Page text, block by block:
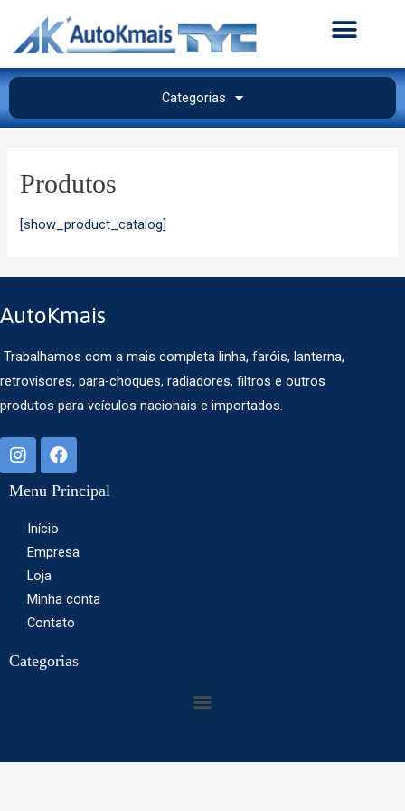
Categorias
Produtos
[show_product_catalog]
AutoKmais
Trabalhamos com a mais completa linha, faróis, lanterna,
retrovisores, para-choques, radiadores, filtros e outros
produtos para veículos nacionais e importados.
Menu Principal
Início
Empresa
Loja
Minha conta
Contato
Categorias